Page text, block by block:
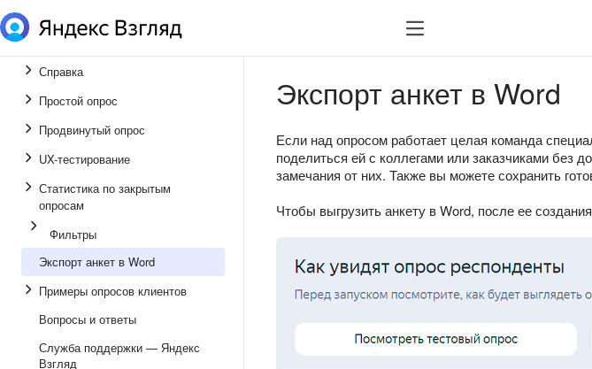
Справка
Простой опрос
Продвинутый опрос
UX-тестирование
Статистика по закрытым
опросам
Фильтры
Экспорт анкет в Word
Примеры опросов клиентов
Вопросы и ответы
Служба поддержки — Яндекс
Взгляд
Экспорт анкет в Word
Если над опросом работает целая команда
поделиться ей с коллегами или заказчиками без
замечания от них. Также вы можете сохранить
Чтобы выгрузить анкету в Word, после ее